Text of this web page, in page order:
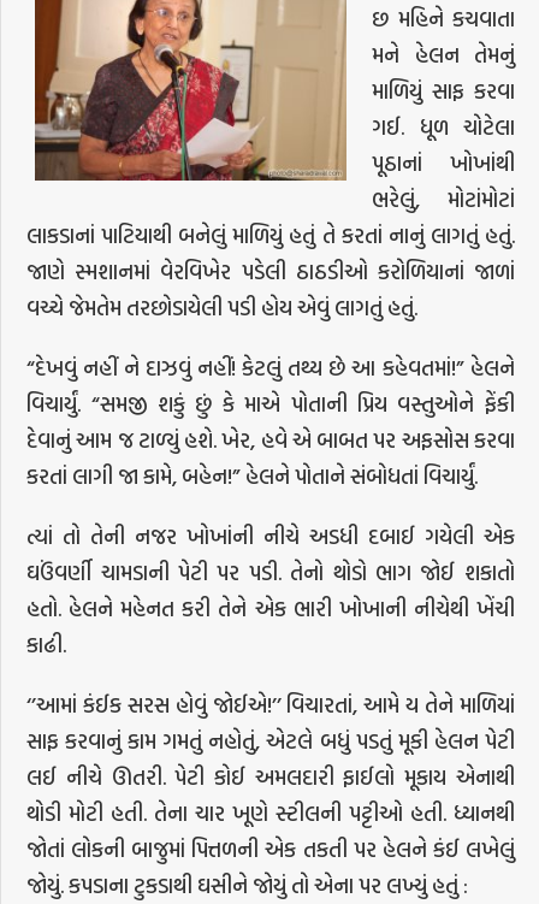
છ મહિને કચવાતા
મને હેલન તેમનું
માળિયું સાફ કરવા
ગઈ. ધૂળ ચોટેલા
પૂઠાનાં ખોખાંથી
ભરેલું, મોટાંમોટાં
લાકડાનાં પાટિયાથી બનેલું માળિયું હતું તે કરતાં નાનું લાગતું હતું.
જાણે સ્મશાનમાં વેરવિખેર પડેલી ઠાઠડીઓ કરોળિયાનાં જાળાં
વચ્ચે જેમતેમ તરછોડાયેલી પડી હોય એવું લાગતું હતું.
“દેખવું નહીં ને દાઝવું નહીં! કેટલું તથ્ય છે આ કહેવતમાં!” હેલને
વિચાર્યું. “સમજી શકું છું કે માએ પોતાની પ્રિય વસ્તુઓને ફેંકી
દેવાનું આમ જ ટાળ્યું હશે. ખેર, હવે એ બાબત પર અફસોસ કરવા
કરતાં લાગી જા કામે, બહેન!” હેલને પોતાને સંબોધતાં વિચાર્યું.
ત્યાં તો તેની નજર ખોખાંની નીચે અડધી દબાઈ ગયેલી એક
ઘઉંવર્ણી ચામડાની પેટી પર પડી. તેનો થોડો ભાગ જોઈ શકાતો
હતો. હેલને મહેનત કરી તેને એક ભારી ખોખાની નીચેથી ખેંચી
કાઢી.
‘’આમાં કંઈક સરસ હોવું જોઈએ!’’ વિચારતાં, આમે ય તેને માળિયાં
સાફ કરવાનું કામ ગમતું નહોતું, એટલે બધું પડતું મૂકી હેલન પેટી
લઈ નીચે ઊતરી. પેટી કોઈ અમલદારી ફાઈલો મૂકાય એનાથી
થોડી મોટી હતી. તેના ચાર ખૂણે સ્ટીલની પટ્ટીઓ હતી. ધ્યાનથી
જોતાં લોકની બાજુમાં પિત્તળની એક તકતી પર હેલને કંઈ લખેલું
જોયું. કપડાના ટુકડાથી ઘસીને જોયું તો એના પર લખ્યું હતું :